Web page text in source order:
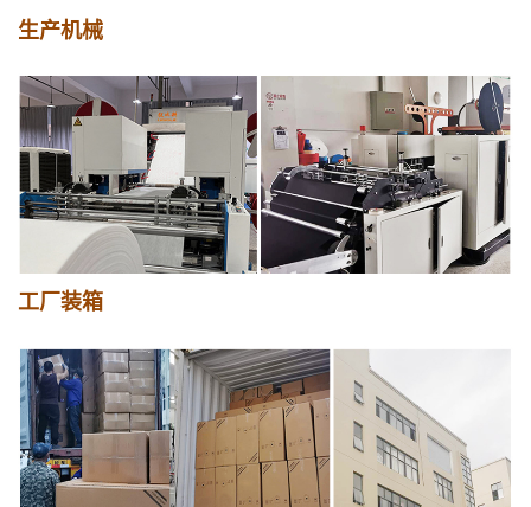
生产机械
工厂装箱